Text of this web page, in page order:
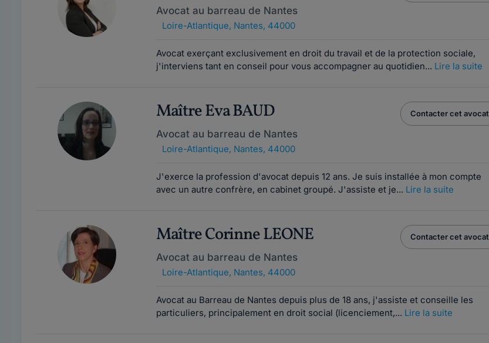
Avocat au barreau de Nantes
Loire-Atlantique, Nantes, 44000
Avocat exerçant exclusivement en droit du travail et de la protection sociale,
j'interviens tant en conseil pour vous accompagner au quotidien... Lire la suite
Maître Eva BAUD
Avocat au barreau de Nantes
Loire-Atlantique, Nantes, 44000
Contacter cet avocat
J'exerce la profession d'avocat depuis 12 ans. Je suis installée à mon compte
avec un autre confrère, en cabinet groupé. J'assiste et je... Lire la suite
Maître Corinne LEONE
Avocat au barreau de Nantes
Loire-Atlantique, Nantes, 44000
Contacter cet avocat
Avocat au Barreau de Nantes depuis plus de 18 ans, j'assiste et conseille les
particuliers, principalement en droit social (licenciement,... Lire la suite